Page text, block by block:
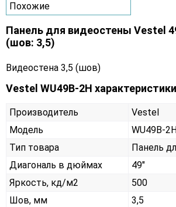
Похожие
Панель для видеостены Vestel
(шов: 3,5)
Видеостена 3,5 (шов)
Vestel WU49B-2H
Производитель
Vestel
Модель
WU49B-
Тип товара
Панель
Диагональ в дюймах
49"
Яркость, кд/м2
500
Шов, мм
3,5